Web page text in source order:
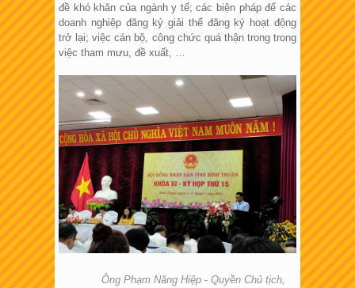
đề khó khăn của ngành y tế; các biện pháp để các
doanh nghiệp đăng ký giải thể đăng ký hoạt động
trở lại; việc cán bộ, công chức quá thận trong trong
việc tham mưu, đề xuất, …
Ông Phạm Năng Hiệp - Quyền Chủ tịch,